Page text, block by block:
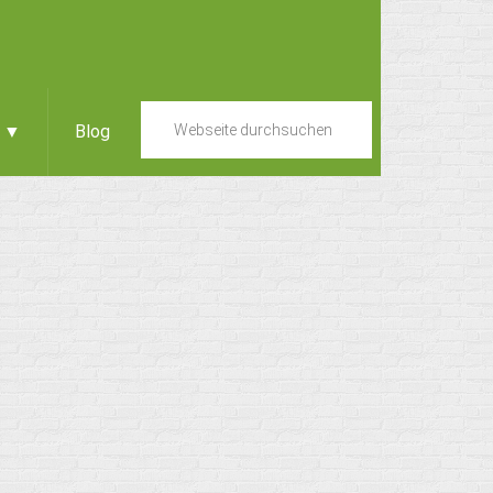
▼ Blog